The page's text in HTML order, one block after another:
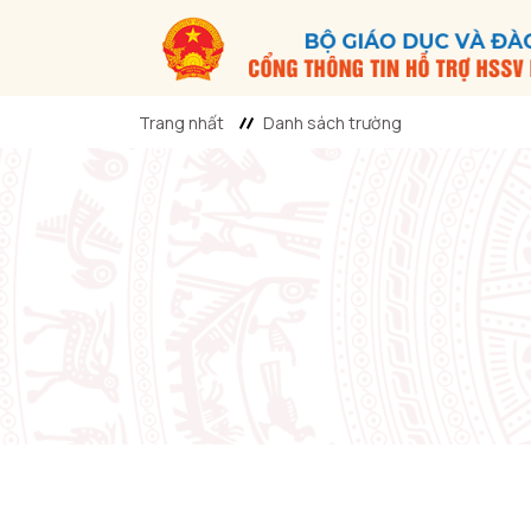
Trang nhất Danh sách trường